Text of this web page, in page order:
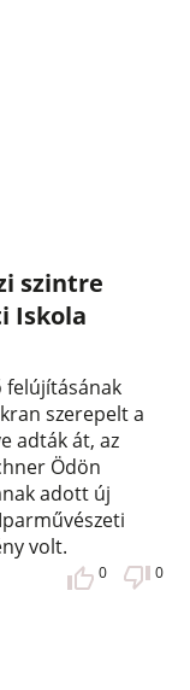
szintre
Iskola
felújításának
szerepelt a
adták át, az
Ödön
adott új
volt.
0 0